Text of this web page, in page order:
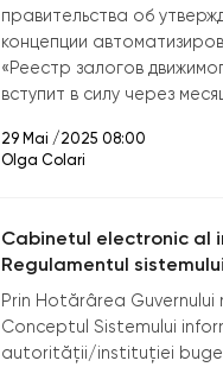
правительства об
концепции
«Реестр залогов
вступит в силу через
29 Mai /2025 08:00
Olga Colari
Cabinetul electronic al
Regulamentul
Prin Hotărârea
Conceptul Sistemului
autorității/instituției